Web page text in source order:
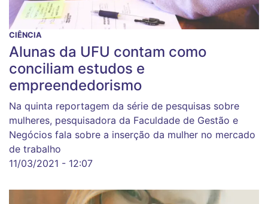
CIÊNCIA
Alunas da UFU contam como
conciliam estudos e
empreendedorismo
Na quinta reportagem da série de pesquisas sobre
mulheres, pesquisadora da Faculdade de Gestão e
Negócios fala sobre a inserção da mulher no mercado
de trabalho
11/03/2021 - 12:07